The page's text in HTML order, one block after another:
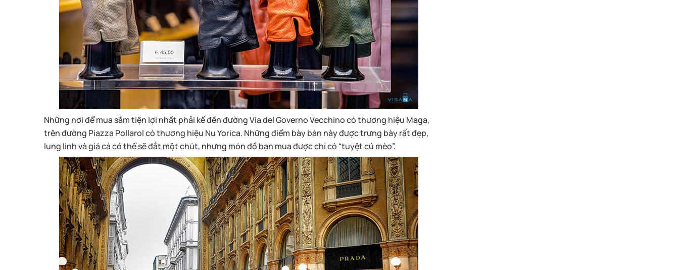
Những nơi để mua sắm tiện lợi nhất phải kể đến đường Via del Governo Vecchino có thương hiệu Maga,
trên đường Piazza Pollarol có thương hiệu Nu Yorica. Những điểm bày bán này được trưng bày rất đẹp,
lung linh và giá cả có thể sẽ đắt một chút, nhưng món đồ bạn mua được chỉ có “tuyệt cú mèo”.